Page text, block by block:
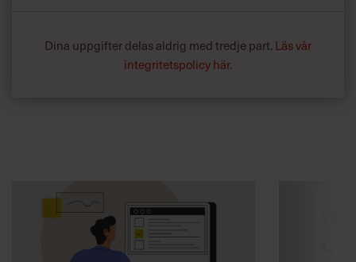
Dina uppgifter delas aldrig med tredje part. Läs vår
integritetspolicy här.